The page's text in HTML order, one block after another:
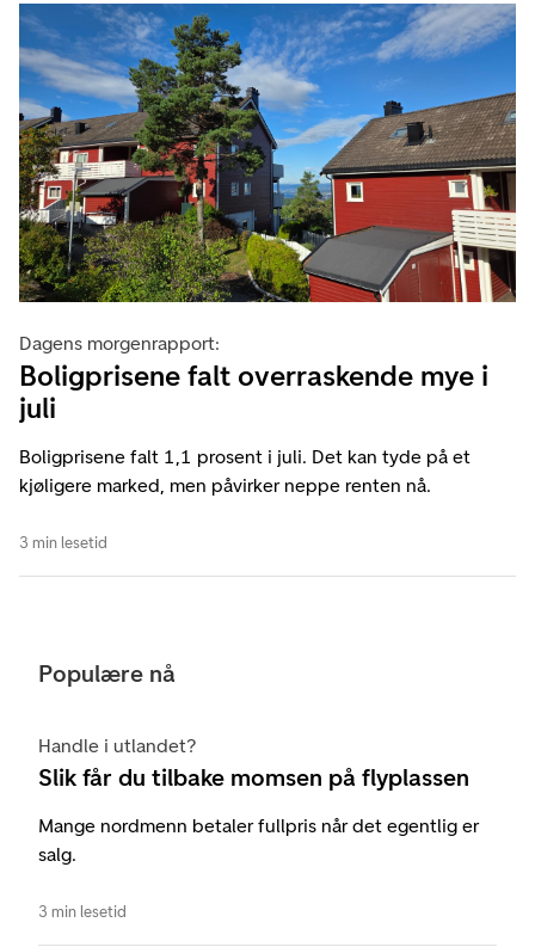
Dagens morgenrapport:
Boligprisene falt overraskende mye i
juli
Boligprisene falt 1,1 prosent i juli. Det kan tyde på et
kjøligere marked, men påvirker neppe renten nå.
3 min lesetid
Populære nå
Handle i utlandet?
Slik får du tilbake momsen på flyplassen
Mange nordmenn betaler fullpris når det egentlig er
salg.
3 min lesetid